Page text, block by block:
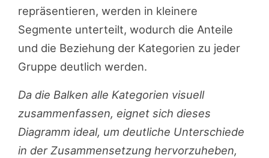
repräsentieren, werden in kleinere
Segmente unterteilt, wodurch die Anteile
und die Beziehung der Kategorien zu jeder
Gruppe deutlich werden.
Da die Balken alle Kategorien visuell
zusammenfassen, eignet sich dieses
Diagramm ideal, um deutliche Unterschiede
in der Zusammensetzung hervorzuheben,